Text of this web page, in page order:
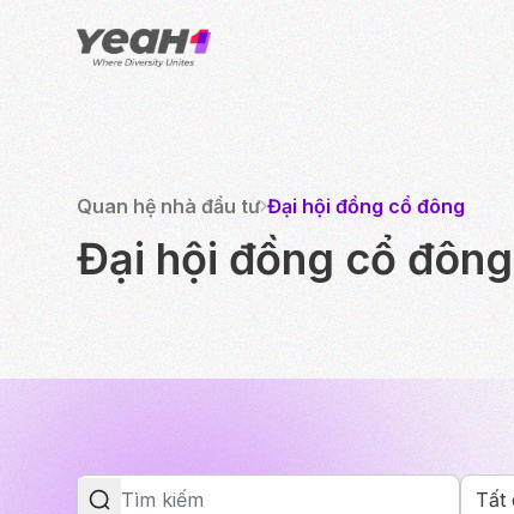
Quan hệ nhà đầu tư Đại hội đồng cổ đông
Đại hội đồng cổ đông